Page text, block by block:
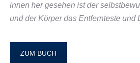
innen her gesehen ist der
und der Körper das Entfernteste und
ZUM BUCH